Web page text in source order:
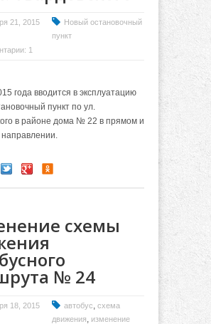
21, 2015
Новый остановочный
пункт
1
года вводится в эксплуатацию
пункт по ул.
в районе дома № 22 в прямом и
схемы
№ 24
18, 2015 автобус схема
движения
изменение